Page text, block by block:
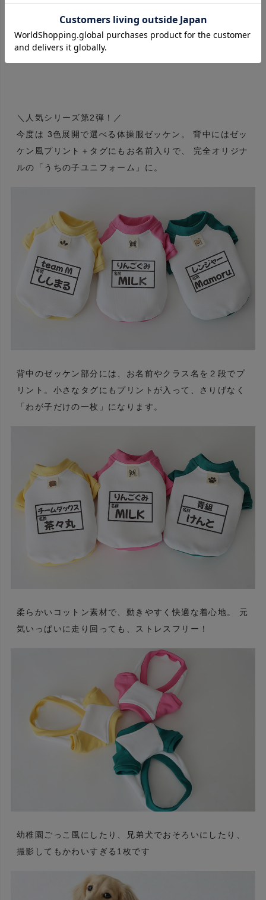
※お友達登録のうえメッセージをお送りください
＼人気シリーズ第2弾！／
今度は 3色展開で選べる体操服ゼッケン。 背中にはゼッ
ケン風プリント＋タグにもお名前入りで、 完全オリジナ
ルの「うちの子ユニフォーム」に。
背中のゼッケン部分には、お名前やクラス名を２段でプ
リント。小さなタグにもプリントが入って、さりげなく
「わが子だけの一枚」になります。
柔らかいコットン素材で、動きやすく快適な着心地。 元
気いっぱいに走り回っても、ストレスフリー！
幼稚園ごっこ風にしたり、兄弟犬でおそろいにしたり、
撮影してもかわいすぎる1枚です